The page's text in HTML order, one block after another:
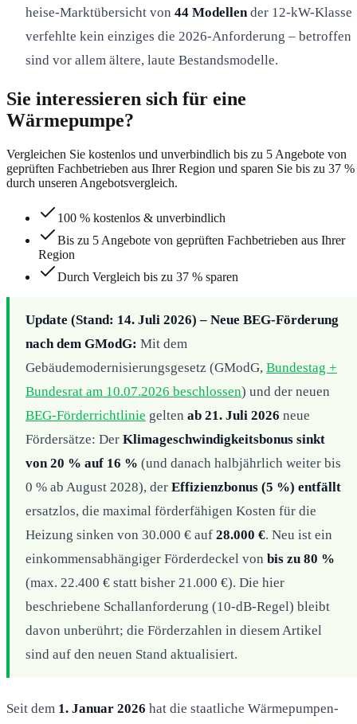
heise-Marktübersicht von 44 Modellender 12-kW-Klasse
verfehlte kein einziges die 2026-Anforderung – betroffen
sind vor allem ältere, laute Bestandsmodelle.
Sie interessieren sich für eine
Wärmepumpe?
Vergleichen Sie kostenlos und unverbindlich bis zu 5 Angebote von
geprüften Fachbetrieben aus Ihrer Region und sparen Sie bis zu 37 %
durch unseren Angebotsvergleich.
100 % kostenlos & unverbindlich
Bis zu 5 Angebote von geprüften Fachbetrieben aus Ihrer
Region
Durch Vergleich bis zu 37 % sparen
Update (Stand: 14. Juli 2026) – Neue BEG-Förderung
nach dem GModG: Mit dem
Gebäudemodernisierungsgesetz (GModG, Bundestag +
Bundesrat am 10.07.2026 beschlossen) und der neuen
BEG-Förderrichtlinie gelten ab 21. Juli 2026 neue
Fördersätze: Der Klimageschwindigkeitsbonus sinkt
von 20 % auf 16 % (und danach halbjährlich weiter bis
0 % ab August 2028), der Effizienzbonus (5 %) entfällt
ersatzlos, die maximal förderfähigen Kosten für die
Heizung sinken von 30.000 € auf 28.000 €. Neu ist ein
einkommensabhängiger Förderdeckel von bis zu 80 %
(max. 22.400 € statt bisher 21.000 €). Die hier
beschriebene Schallanforderung (10-dB-Regel) bleibt
davon unberührt; die Förderzahlen in diesem Artikel
sind auf den neuen Stand aktualisiert.
Seit dem 1. Januar 2026 hat die staatliche Wärmepumpen-